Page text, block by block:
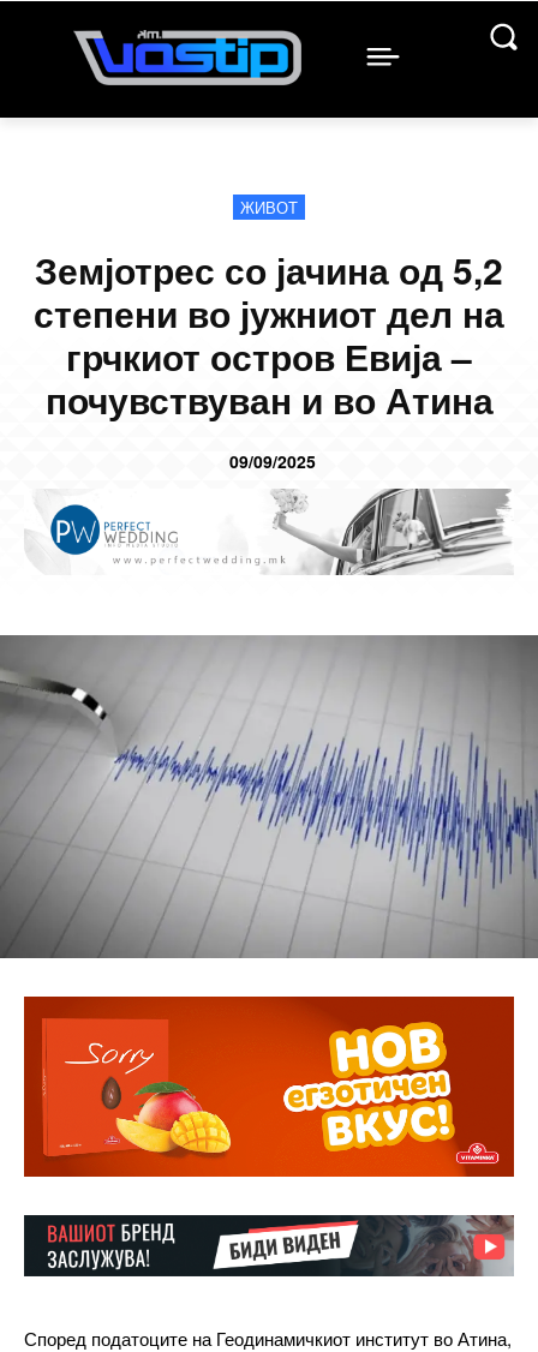
ЖИВОТ
Земјотрес со јачина од 5,2
степени во јужниот дел на
грчкиот остров Евија –
почувствуван и во Атина
09/09/2025
Според податоците на Геодинамичкиот институт во Атина,